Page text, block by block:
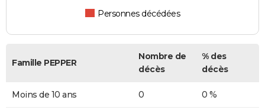
Personnes décédées
Famille PEPPER
Nombre de
décès
% des
décès
Moins de 10 ans 0 0 %